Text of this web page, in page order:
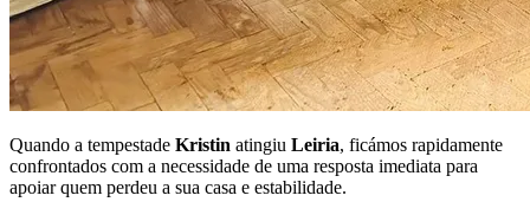
Quando a tempestade Kristin atingiu Leiria, ficámos rapidamente
confrontados com a necessidade de uma resposta imediata para
apoiar quem perdeu a sua casa e estabilidade.